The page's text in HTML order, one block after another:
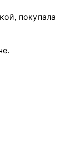
покупала